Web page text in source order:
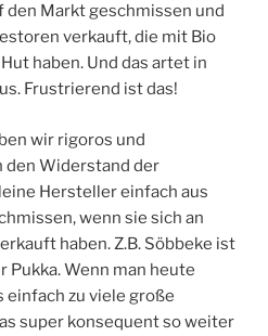
den Markt geschmissen und
verkauft, die mit Bio
haben. Und das artet in
Frustrierend ist das!
wir rigoros und
den Widerstand der
Hersteller einfach aus
wenn sie sich an
haben. Z.B. Söbbeke ist
Pukka. Wenn man heute
zu viele große
super konsequent so weiter